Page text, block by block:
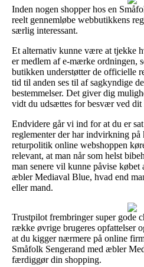
Inden nogen shopper hos en
reelt gennemløbe webbutikkens
særlig interessant.
Et alternativ kunne være at tjekke
er medlem af e-mærke ordningen,
butikken understøtter de officielle
tid til anden ses til af sagkyndige
bestemmelser. Det giver dig
vidt du udsættes for besvær ved dit
Endvidere går vi ind for at du er
reglementer der har indvirkning
returpolitik online webshoppen
relevant, at man når som helst
man senere vil kunne påvise købet
æbler Mediaval Blue, hvad end
eller mand.
Trustpilot frembringer super gode
række øvrige brugeres opfattelser
at du kigger nærmere på online
Småfolk Sengerand med æbler
færdiggør din shopping.